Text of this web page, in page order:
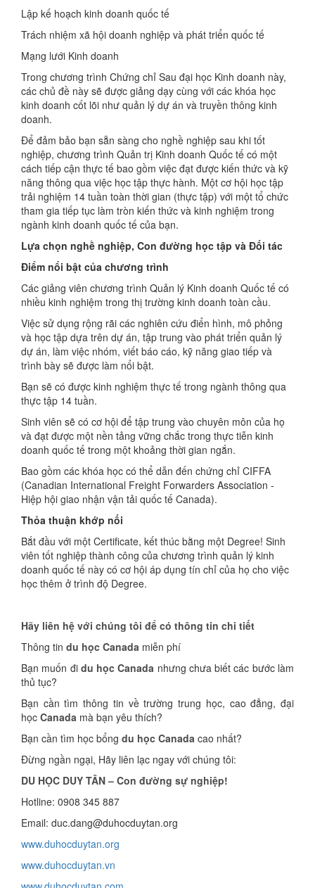
Lập kế hoạch kinh doanh quốc tế
Trách nhiệm xã hội doanh nghiệp và phát triển quốc tế
Mạng lưới Kinh doanh
Trong chương trình Chứng chỉ Sau đại học Kinh doanh này,
các chủ đề này sẽ được giảng dạy cùng với các khóa học
kinh doanh cốt lõi như quản lý dự án và truyền thông kinh
doanh.
Để đảm bảo bạn sẵn sàng cho nghề nghiệp sau khi tốt
nghiệp, chương trình Quản trị Kinh doanh Quốc tế có một
cách tiếp cận thực tế bao gồm việc đạt được kiến ​​thức và kỹ
năng thông qua việc học tập thực hành. Một cơ hội học tập
trải nghiệm 14 tuần toàn thời gian (thực tập) với một tổ chức
tham gia tiếp tục làm tròn kiến ​​thức và kinh nghiệm trong
ngành kinh doanh quốc tế của bạn.
Lựa chọn nghề nghiệp, Con đường học tập và Đối tác
Điểm nổi bật của chương trình
Các giảng viên chương trình Quản lý Kinh doanh Quốc tế có
nhiều kinh nghiệm trong thị trường kinh doanh toàn cầu.
Việc sử dụng rộng rãi các nghiên cứu điển hình, mô phỏng
và học tập dựa trên dự án, tập trung vào phát triển quản lý
dự án, làm việc nhóm, viết báo cáo, kỹ năng giao tiếp và
trình bày sẽ được làm nổi bật.
Bạn sẽ có được kinh nghiệm thực tế trong ngành thông qua
thực tập 14 tuần.
Sinh viên sẽ có cơ hội để tập trung vào chuyên môn của họ
và đạt được một nền tảng vững chắc trong thực tiễn kinh
doanh quốc tế trong một khoảng thời gian ngắn.
Bao gồm các khóa học có thể dẫn đến chứng chỉ CIFFA
(Canadian International Freight Forwarders Association -
Hiệp hội giao nhận vận tải quốc tế Canada).
Thỏa thuận khớp nối
Bắt đầu với một Certificate, kết thúc bằng một Degree! Sinh
viên tốt nghiệp thành công của chương trình quản lý kinh
doanh quốc tế này có cơ hội áp dụng tín chỉ của họ cho việc
học thêm ở trình độ Degree.
Hãy liên hệ với chúng tôi để có thông tin chi tiết
Thông tin du học Canada miễn phí
Bạn muốn đi du học Canada nhưng chưa biết các bước làm
thủ tục?
Bạn cần tìm thông tin về trường trung học, cao đẳng, đại
học Canada mà bạn yêu thích?
Bạn cần tìm học bổng du học Canada cao nhất?
Đừng ngần ngại, Hãy liên lạc ngay với chúng tôi:
DU HỌC DUY TÂN – Con đường sự nghiệp!
Hotline: 0908 345 887
Email: duc.dang@duhocduytan.org
www.duhocduytan.org
www.duhocduytan.vn